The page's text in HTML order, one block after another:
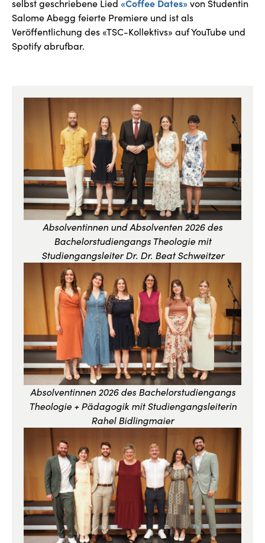
selbst geschriebene Lied «Coffee Dates»von Studentin
Salome Abegg feierte Premiere und ist als
Veröffentlichung des «TSC-Kollektivs» auf YouTube und
Spotify abrufbar.
Absolventinnen und Absolventen 2026 des
Bachelorstudiengangs Theologie mit
Studiengangsleiter Dr. Dr. Beat Schweitzer
Absolventinnen 2026 des Bachelorstudiengangs
Theologie + Pädagogik mit Studiengangsleiterin
Rahel Bidlingmaier